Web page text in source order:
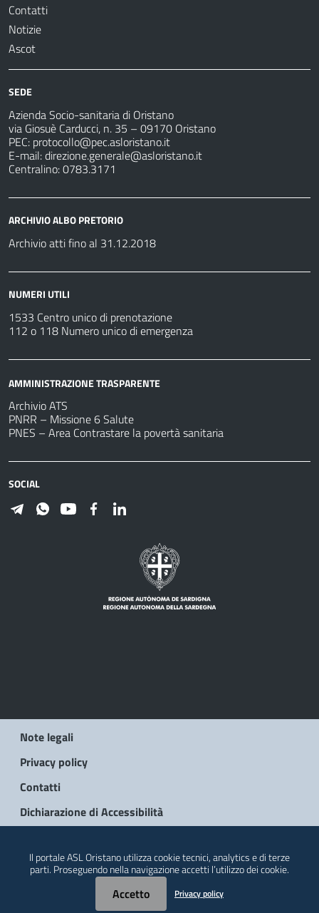
Contatti
Notizie
Ascot
SEDE
Azienda Socio-sanitaria di Oristano
via Giosuè Carducci, n. 35 – 09170 Oristano
PEC: protocollo@pec.asloristano.it
E-mail:direzione.generale@asloristano.it
Centralino: 0783.3171
ARCHIVIO ALBO PRETORIO
Archivio atti fino al 31.12.2018
NUMERI UTILI
1533 Centro unico di prenotazione
112 o 118 Numero unico di emergenza
AMMINISTRAZIONE TRASPARENTE
Archivio ATS
PNRR – Missione 6 Salute
PNES – Area Contrastare la povertà sanitaria
SOCIAL
Note legali
Privacy policy
Contatti
Dichiarazione di Accessibilità
Il portale ASL Oristano utilizza cookie tecnici, analytics e di terze
parti. Proseguendo nella navigazione accetti l’utilizzo dei cookie.
Accetto Privacy policy